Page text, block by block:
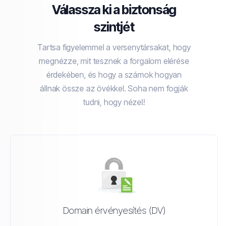
Válassza ki a biztonság
szintjét
Tartsa figyelemmel a versenytársakat, hogy
megnézze, mit tesznek a forgalom elérése
érdekében, és hogy a számok hogyan
állnak össze az övékkel. Soha nem fogják
tudni, hogy nézel!
Domain érvényesítés (DV)